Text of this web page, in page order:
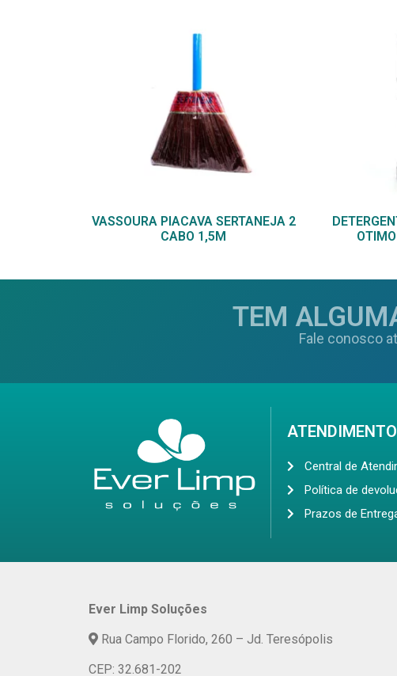
VASSOURA PIACAVA SERTANEJA 2
CABO 1,5M
TEM
Fale conosco
ATENDIMENTO
Central de
Política de
Prazos de
Ever Limp Soluções
Rua Campo Florido, 260 – Jd. Teresópolis
CEP: 32.681-202